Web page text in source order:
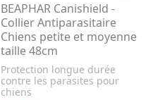
BEAPHAR Canishield -
Collier Antiparasitaire
Chiens petite et moyenne
taille 48cm
Protection longue durée
contre les parasites pour
chiens